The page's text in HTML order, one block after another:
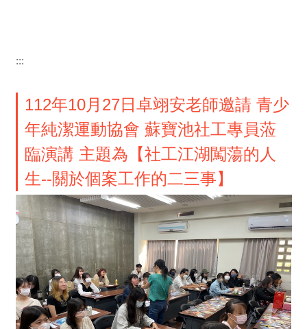
:::
112年10月27日卓翊安老師邀請 青少
年純潔運動協會 蘇寶池社工專員蒞
臨演講 主題為【社工江湖闖蕩的人
生--關於個案工作的二三事】